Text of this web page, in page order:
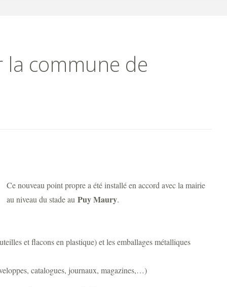
commune de
Ce nouveau point propre a été installé en accord avec la mairie
au niveau du stade au Puy Maury.
et flacons en plastique) et les emballages métalliques
catalogues, journaux, magazines,…)